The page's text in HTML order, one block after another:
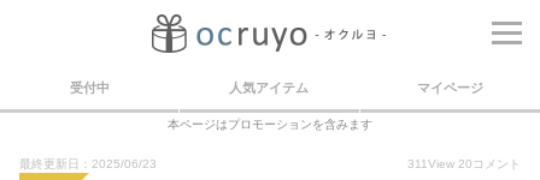
受付中 人気アイテム マイページ
本ページはプロモーションを含みます
最終更新日：2025/06/23 311View 20 コメント